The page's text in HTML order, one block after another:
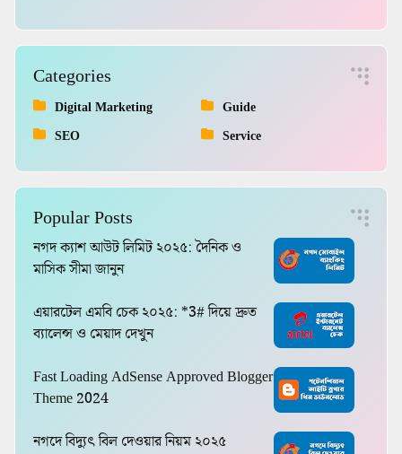
Categories
Digital Marketing
Guide
SEO
Service
Popular Posts
নগদ ক্যাশ আউট লিমিট ২০২৫: দৈনিক ও
মাসিক সীমা জানুন
এয়ারটেল এমবি চেক ২০২৫: *3# দিয়ে দ্রুত
ব্যালেন্স ও মেয়াদ দেখুন
Fast Loading AdSense Approved Blogger
Theme 2024
নগদে বিদ্যুৎ বিল দেওয়ার নিয়ম ২০২৫